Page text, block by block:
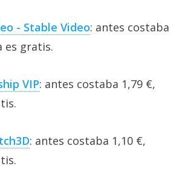
- Stable Video: antes costaba
es gratis.
VIP: antes costaba 1,79 €,
: antes costaba 1,10 €,